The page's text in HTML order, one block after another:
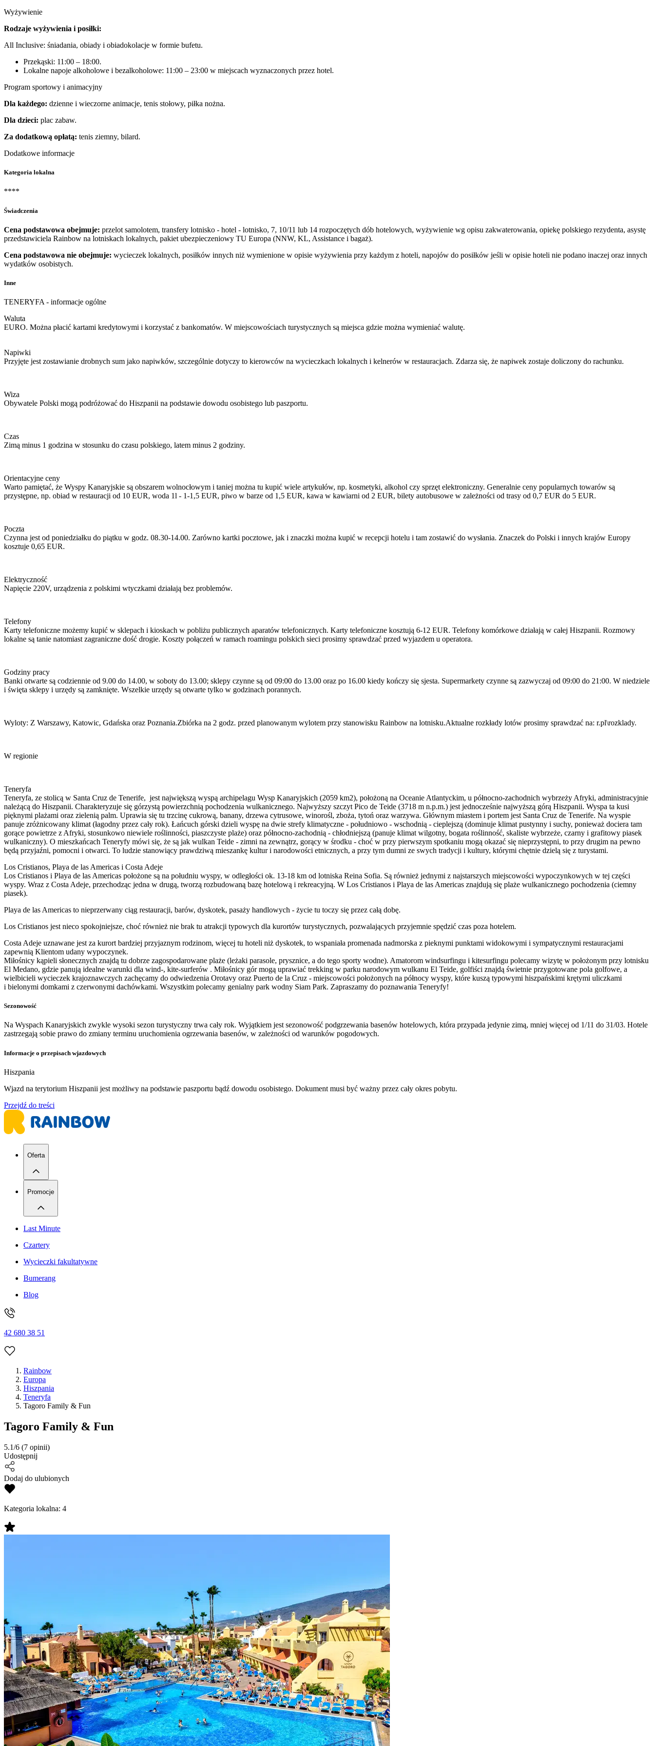
Wyżywienie
Rodzaje wyżywienia i posiłki:
All Inclusive: śniadania, obiady i obiadokolacje w formie bufetu.
Przekąski: 11:00 – 18:00.
Lokalne napoje alkoholowe i bezalkoholowe: 11:00 – 23:00 w miejscach wyznaczonych przez hotel.
Program sportowy i animacyjny
Dla każdego: dzienne i wieczorne animacje, tenis stołowy, piłka nożna.
Dla dzieci: plac zabaw.
Za dodatkową opłatą: tenis ziemny, bilard.
Dodatkowe informacje
Kategoria lokalna
****
Świadczenia
Cena podstawowa obejmuje: przelot samolotem, transfery lotnisko - hotel - lotnisko, 7, 10/11 lub 14 rozpoczętych dób hotelowych, wyżywienie wg opisu zakwaterowania, opiekę polskiego rezydenta, asystę
przedstawiciela Rainbow na lotniskach lokalnych, pakiet ubezpieczeniowy TU Europa (NNW, KL, Assistance i bagaż).
Cena podstawowa nie obejmuje: wycieczek lokalnych, posiłków innych niż wymienione w opisie wyżywienia przy każdym z hoteli, napojów do posiłków jeśli w opisie hoteli nie podano inaczej oraz innych
wydatków osobistych.
Inne
TENERYFA - informacje ogólne
Waluta
EURO. Można płacić kartami kredytowymi i korzystać z bankomatów. W miejscowościach turystycznych są miejsca gdzie można wymieniać walutę.
Napiwki
Przyjęte jest zostawianie drobnych sum jako napiwków, szczególnie dotyczy to kierowców na wycieczkach lokalnych i kelnerów w restauracjach. Zdarza się, że napiwek zostaje doliczony do rachunku.
Wiza
Obywatele Polski mogą podróżować do Hiszpanii na podstawie dowodu osobistego lub paszportu.
Czas
Zimą minus 1 godzina w stosunku do czasu polskiego, latem minus 2 godziny.
Orientacyjne ceny
Warto pamiętać, że Wyspy Kanaryjskie są obszarem wolnocłowym i taniej można tu kupić wiele artykułów, np. kosmetyki, alkohol czy sprzęt elektroniczny. Generalnie ceny popularnych towarów są
przystępne, np. obiad w restauracji od 10 EUR, woda 1l - 1-1,5 EUR, piwo w barze od 1,5 EUR, kawa w kawiarni od 2 EUR, bilety autobusowe w zależności od trasy od 0,7 EUR do 5 EUR.
Poczta
Czynna jest od poniedziałku do piątku w godz. 08.30-14.00. Zarówno kartki pocztowe, jak i znaczki można kupić w recepcji hotelu i tam zostawić do wysłania. Znaczek do Polski i innych krajów Europy
kosztuje 0,65 EUR.
Elektryczność
Napięcie 220V, urządzenia z polskimi wtyczkami działają bez problemów.
Telefony
Karty telefoniczne możemy kupić w sklepach i kioskach w pobliżu publicznych aparatów telefonicznych. Karty telefoniczne kosztują 6-12 EUR. Telefony komórkowe działają w całej Hiszpanii. Rozmowy
lokalne są tanie natomiast zagraniczne dość drogie. Koszty połączeń w ramach roamingu polskich sieci prosimy sprawdzać przed wyjazdem u operatora.
Godziny pracy
Banki otwarte są codziennie od 9.00 do 14.00, w soboty do 13.00; sklepy czynne są od 09:00 do 13.00 oraz po 16.00 kiedy kończy się sjesta. Supermarkety czynne są zazwyczaj od 09:00 do 21:00. W niedziele
i święta sklepy i urzędy są zamknięte. Wszelkie urzędy są otwarte tylko w godzinach porannych.
Wyloty: Z Warszawy, Katowic, Gdańska oraz Poznania.Zbiórka na 2 godz. przed planowanym wylotem przy stanowisku Rainbow na lotnisku.Aktualne rozkłady lotów prosimy sprawdzać na: r.pl\rozklady.
W regionie
Teneryfa
Teneryfa, ze stolicą w Santa Cruz de Tenerife, jest największą wyspą archipelagu Wysp Kanaryjskich (2059 km2), położoną na Oceanie Atlantyckim, u północno-zachodnich wybrzeży Afryki, administracyjnie
należącą do Hiszpanii. Charakteryzuje się górzystą powierzchnią pochodzenia wulkanicznego. Najwyższy szczyt Pico de Teide (3718 m n.p.m.) jest jednocześnie najwyższą górą Hiszpanii. Wyspa ta kusi
pięknymi plażami oraz zielenią palm. Uprawia się tu trzcinę cukrową, banany, drzewa cytrusowe, winorośl, zboża, tytoń oraz warzywa. Głównym miastem i portem jest Santa Cruz de Tenerife. Na wyspie
panuje zróżnicowany klimat (łagodny przez cały rok). Łańcuch górski dzieli wyspę na dwie strefy klimatyczne - południowo - wschodnią - cieplejszą (dominuje klimat pustynny i suchy, ponieważ dociera tam
gorące powietrze z Afryki, stosunkowo niewiele roślinności, piaszczyste plaże) oraz północno-zachodnią - chłodniejszą (panuje klimat wilgotny, bogata roślinność, skaliste wybrzeże, czarny i grafitowy piasek
wulkaniczny). O mieszkańcach Teneryfy mówi się, że są jak wulkan Teide - zimni na zewnątrz, gorący w środku - choć w przy pierwszym spotkaniu mogą okazać się nieprzystępni, to przy drugim na pewno
będą przyjaźni, pomocni i otwarci. To ludzie stanowiący prawdziwą mieszankę kultur i narodowości etnicznych, a przy tym dumni ze swych tradycji i kultury, którymi chętnie dzielą się z turystami.
Los Cristianos, Playa de las Americas i Costa Adeje
Los Cristianos i Playa de las Americas położone są na południu wyspy, w odległości ok. 13-18 km od lotniska Reina Sofia. Są również jednymi z najstarszych miejscowości wypoczynkowych w tej części
wyspy. Wraz z Costa Adeje, przechodząc jedna w drugą, tworzą rozbudowaną bazę hotelową i rekreacyjną. W Los Cristianos i Playa de las Americas znajdują się plaże wulkanicznego pochodzenia (ciemny
piasek).
Playa de las Americas to nieprzerwany ciąg restauracji, barów, dyskotek, pasaży handlowych - życie tu toczy się przez całą dobę.
Los Cristianos jest nieco spokojniejsze, choć również nie brak tu atrakcji typowych dla kurortów turystycznych, pozwalających przyjemnie spędzić czas poza hotelem.
Costa Adeje uznawane jest za kurort bardziej przyjaznym rodzinom, więcej tu hoteli niż dyskotek, to wspaniała promenada nadmorska z pieknymi punktami widokowymi i sympatycznymi restauracjami
zapewnią Klientom udany wypoczynek.
Miłośnicy kąpieli słonecznych znajdą tu dobrze zagospodarowane plaże (leżaki parasole, prysznice, a do tego sporty wodne). Amatorom windsurfingu i kitesurfingu polecamy wizytę w położonym przy lotnisku
El Medano, gdzie panują idealne warunki dla wind-, kite-surferów . Miłośnicy gór mogą uprawiać trekking w parku narodowym wulkanu El Teide, golfiści znajdą świetnie przygotowane pola golfowe, a
wielbicieli wycieczek krajoznawczych zachęcamy do odwiedzenia Orotavy oraz Puerto de la Cruz - miejscowości położonych na północy wyspy, które kuszą typowymi hiszpańskimi krętymi uliczkami
i bielonymi domkami z czerwonymi dachówkami. Wszystkim polecamy genialny park wodny Siam Park. Zapraszamy do poznawania Teneryfy!
Sezonowość
Na Wyspach Kanaryjskich zwykle wysoki sezon turystyczny trwa cały rok. Wyjątkiem jest sezonowość podgrzewania basenów hotelowych, która przypada jedynie zimą, mniej więcej od 1/11 do 31/03. Hotele
zastrzegają sobie prawo do zmiany terminu uruchomienia ogrzewania basenów, w zależności od warunków pogodowych.
Informacje o przepisach wjazdowych
Hiszpania
​Wjazd na terytorium Hiszpanii jest możliwy na podstawie paszportu bądź dowodu osobistego. Dokument musi być ważny przez cały okres pobytu.
Przejdź do treści
Oferta
Promocje
Last Minute
Czartery
Wycieczki fakultatywne
Bumerang
Blog
42 680 38 51
Rainbow
Europa
Hiszpania
Teneryfa
Tagoro Family & Fun
Tagoro Family & Fun
5.1/6 (7 opinii)
Udostępnij
Dodaj do ulubionych
Kategoria lokalna: 4